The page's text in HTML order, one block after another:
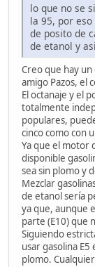
lo que no se
la 95, por
de posito de
de etanol y
Creo que hay un
amigo Pazos, el
El octanaje y el
totalmente
populares,
cinco como con
Ya que el motor
disponible
sea sin plomo y
Mezclar
de etanol sería
ya que, aunque
parte (E10) que
Siguiendo
usar gasolina
plomo.